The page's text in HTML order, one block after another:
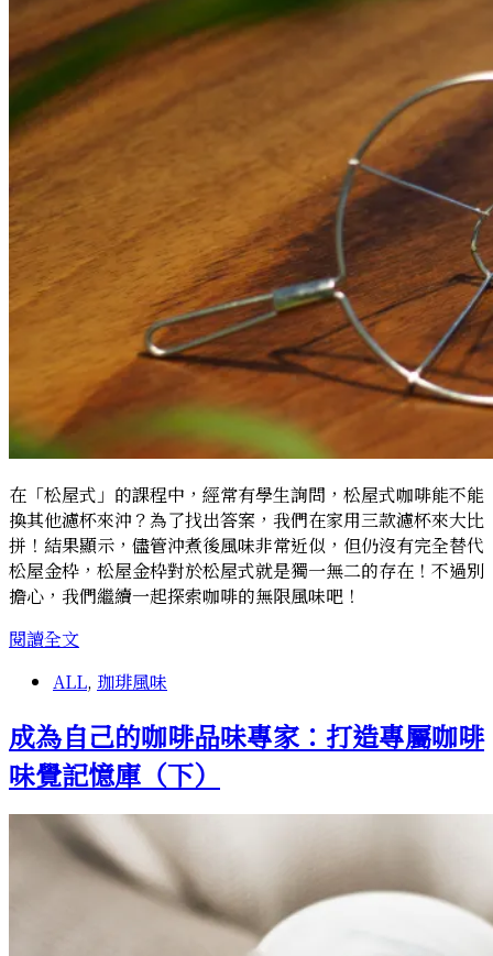
在「松屋式」的課程中，經常有學生詢問，松屋式咖啡能不能
換其他濾杯來沖？為了找出答案，我們在家用三款濾杯來大比
拼！結果顯示，儘管沖煮後風味非常近似，但仍沒有完全替代
松屋金枠，松屋金枠對於松屋式就是獨一無二的存在！不過別
擔心，我們繼續一起探索咖啡的無限風味吧！
閱讀全文沖
松
式
咖
啡：
探
索
不
ALL, 珈琲風味
成為自己的咖啡品味專家：打造專屬咖啡
味覺記憶庫（下）